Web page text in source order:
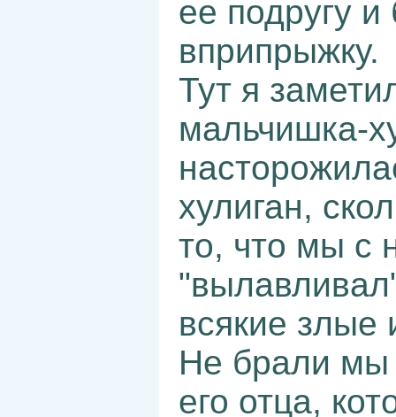
ее подругу
вприпрыжку.
Тут я
мальчишка-
хулиган,
то, что мы с
всякие злые
Не брали мы
его отца,